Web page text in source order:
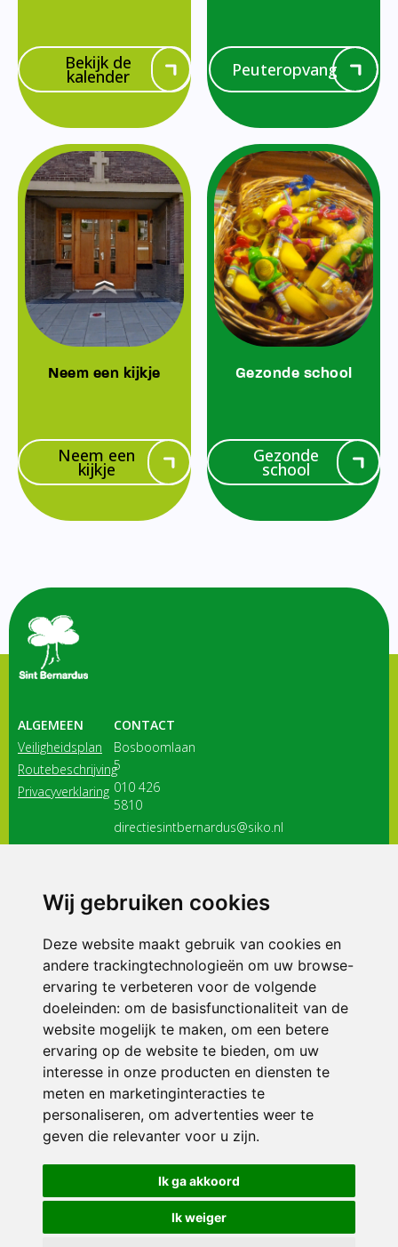
Wij gebruiken cookies
Deze website maakt gebruik van cookies en
andere trackingtechnologieën om uw browse-
ervaring te verbeteren voor de volgende
doeleinden: om de basisfunctionaliteit van de
website mogelijk te maken, om een betere
ervaring op de website te bieden, om uw
interesse in onze producten en diensten te
meten en marketinginteracties te
personaliseren, om advertenties weer te
geven die relevanter voor u zijn.
Ik ga akkoord
Ik weiger
Bekijk de
kalender Peuteropvang
Neem een kijkje
Neem een
kijkje
Gezonde school
Gezonde
school
ALGEMEEN
Veiligheidsplan
Routebeschrijving
Privacyverklaring
CONTACT
Bosboomlaan
5
010 426
5810
directiesintbernardus@siko.nl
3116 JB
ONDERDEEL VAN
© 2026 Sint Bernardus | Alle rechten voorbehouden
Privacy policy|Disclaimer| Klachtenregeling|RSIN en Anbi
voorkeuren
Crealisatie The MindOffice